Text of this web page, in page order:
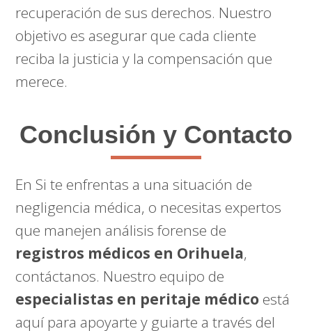
recuperación de sus derechos. Nuestro
objetivo es asegurar que cada cliente
reciba la justicia y la compensación que
merece.
Conclusión y Contacto
En Si te enfrentas a una situación de
negligencia médica, o necesitas expertos
que manejen análisis forense de
registros médicos en Orihuela,
contáctanos. Nuestro equipo de
especialistas en peritaje médico está
aquí para apoyarte y guiarte a través del